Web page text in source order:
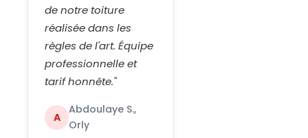
de notre toiture
réalisée dans les
règles de l'art. Équipe
professionnelle et
tarif honnête."
A
Abdoulaye S.,
Orly